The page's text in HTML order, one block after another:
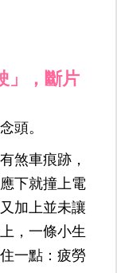
」，斷片
頭。
煞車痕跡，
下就撞上電
加上並未讓
，一條小生
一點：疲勞